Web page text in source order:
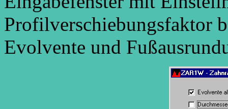
Profilverschiebungsfaktor
Evolvente und